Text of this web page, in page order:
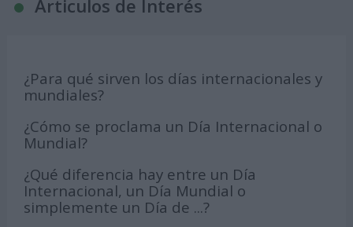
Articulos de Interés
¿Para qué sirven los días internacionales y
mundiales?
¿Cómo se proclama un Día Internacional o
Mundial?
¿Qué diferencia hay entre un Día
Internacional, un Día Mundial o
simplemente un Día de ...?